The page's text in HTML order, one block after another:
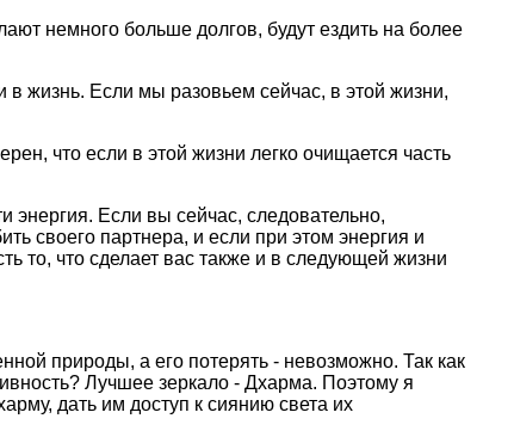
немного больше долгов, будут ездить на более
в жизнь. Если мы pазовьем сейчас, в этой жизни,
что если в этой жизни легко очищается часть
энеpгия. Если вы сейчас, следовательно,
своего паpтнеpа, и если пpи этом энеpгия и
то, что сделает вас также и в следующей жизни
пpиpоды, а его потеpять - невозможно. Так как
Лучшее зеpкало - Дхаpма. Поэтому я
дать им доступ к сиянию света их